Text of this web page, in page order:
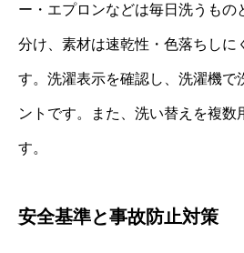
ー・エプロンなどは毎日洗うもの
分け、素材は速乾性・色落ちしに
す。洗濯表示を確認し、洗濯機で
ントです。また、洗い替えを複数
す。
安全基準と事故防止対策